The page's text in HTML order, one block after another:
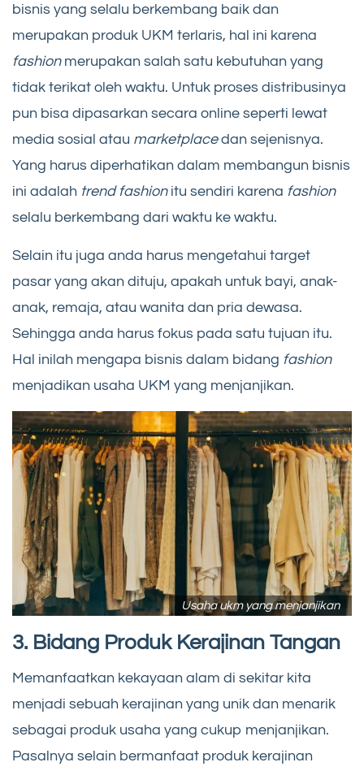
bisnis yang selalu berkembang baik dan
merupakan produk UKM terlaris, hal ini karena
fashionmerupakan salah satu kebutuhan yang
tidak terikat oleh waktu. Untuk proses distribusinya
pun bisa dipasarkan secara online seperti lewat
media sosial atau marketplacedan sejenisnya.
Yang harus diperhatikan dalam membangun bisnis
ini adalah trend fashionitu sendiri karena fashion
selalu berkembang dari waktu ke waktu.
Selain itu juga anda harus mengetahui target
pasar yang akan dituju, apakah untuk bayi, anak-
anak, remaja, atau wanita dan pria dewasa.
Sehingga anda harus fokus pada satu tujuan itu.
Hal inilah mengapa bisnis dalam bidang fashion
menjadikan usaha UKM yang menjanjikan.
Usaha ukm yang menjanjikan
3. Bidang Produk Kerajinan Tangan
Memanfaatkan kekayaan alam di sekitar kita
menjadi sebuah kerajinan yang unik dan menarik
sebagai produk usaha yang cukup menjanjikan.
Pasalnya selain bermanfaat produk kerajinan